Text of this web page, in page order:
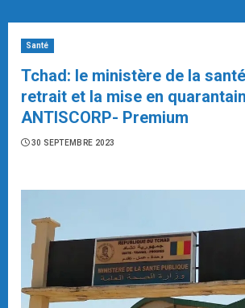
Santé
Tchad: le ministère de la
retrait et la mise en
ANTISCORP- Premium
30 SEPTEMBRE 2023